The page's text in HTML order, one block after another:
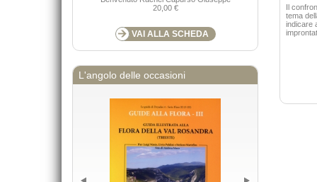
20,00 €
VAI ALLA SCHEDA
L'angolo delle occasioni
Il
tema
indicare